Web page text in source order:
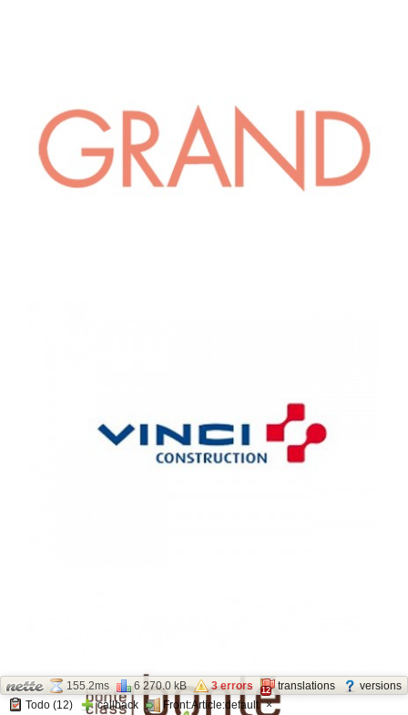
155.2ms 6 270.0 kB 3 errors translations
12
versions
Todo (12)
callback Front:Article:default ×